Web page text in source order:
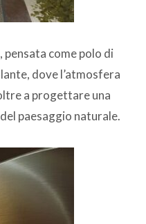
come polo di
dove l’atmosfera
a progettare una
paesaggio naturale.